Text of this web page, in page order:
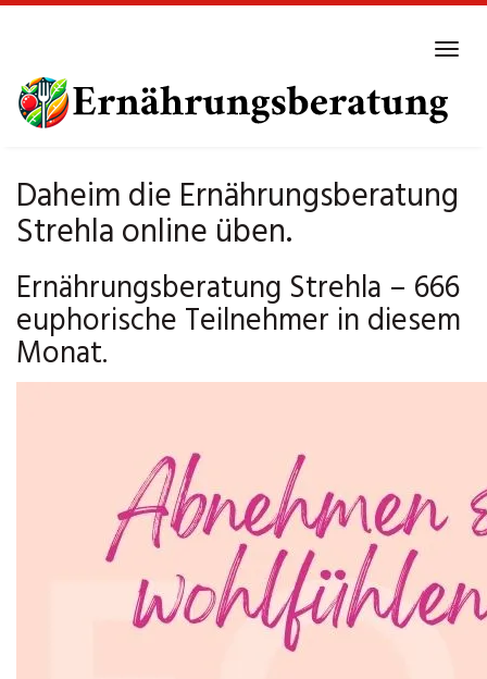
main
content
Daheim die Ernährungsberatung
Strehla online üben.
Ernährungsberatung Strehla – 666
euphorische Teilnehmer in diesem
Monat.